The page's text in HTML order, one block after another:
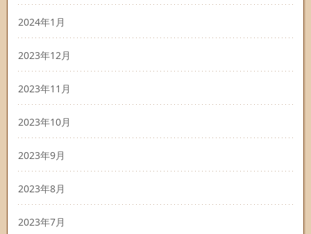
2024年1月
2023年12月
2023年11月
2023年10月
2023年9月
2023年8月
2023年7月